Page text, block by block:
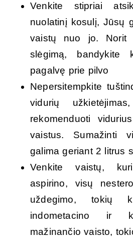
Venkite stipriai
nuolatinį kosulį, Jūsų
vaistų nuo jo. Norit
slėgimą, bandykite
pagalvę prie pilvo
Nepersitempkite
vidurių
rekomenduoti
vaistus. Sumažinti
galima geriant 2 litrus
Venkite vaistų,
aspirino, visų
uždegimo, tokių
indometacino ir
mažinančio vaisto,